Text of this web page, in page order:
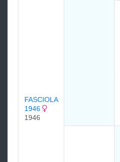
FASCIOLA
1946
1946